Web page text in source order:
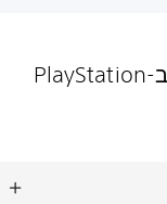
מדינות/אזורים התומכים בפייפל ב-PlayStation